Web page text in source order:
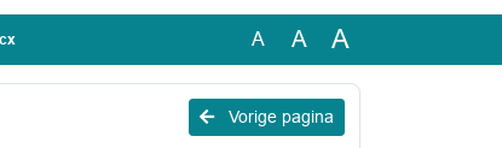
A A A
Vorige pagina